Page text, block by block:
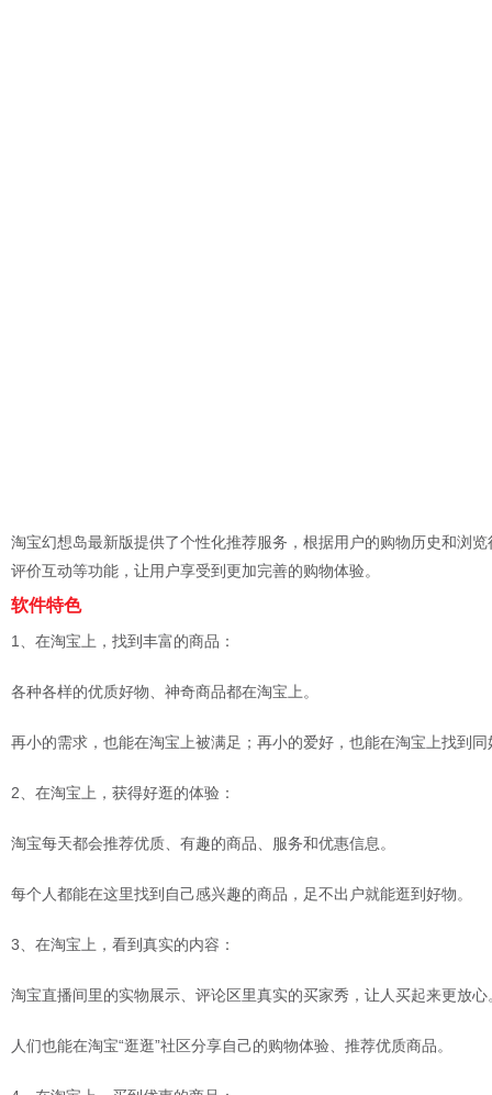
淘宝幻想岛最新版提供了个性化推荐服务，根据用户的购物历史和浏
评价互动等功能，让用户享受到更加完善的购物体验。
软件特色
1、在淘宝上，找到丰富的商品：
各种各样的优质好物、神奇商品都在淘宝上。
再小的需求，也能在淘宝上被满足；再小的爱好，也能在淘宝上找到同
2、在淘宝上，获得好逛的体验：
淘宝每天都会推荐优质、有趣的商品、服务和优惠信息。
每个人都能在这里找到自己感兴趣的商品，足不出户就能逛到好物。
3、在淘宝上，看到真实的内容：
淘宝直播间里的实物展示、评论区里真实的买家秀，让人买起来更放心
人们也能在淘宝“逛逛”社区分享自己的购物体验、推荐优质商品。